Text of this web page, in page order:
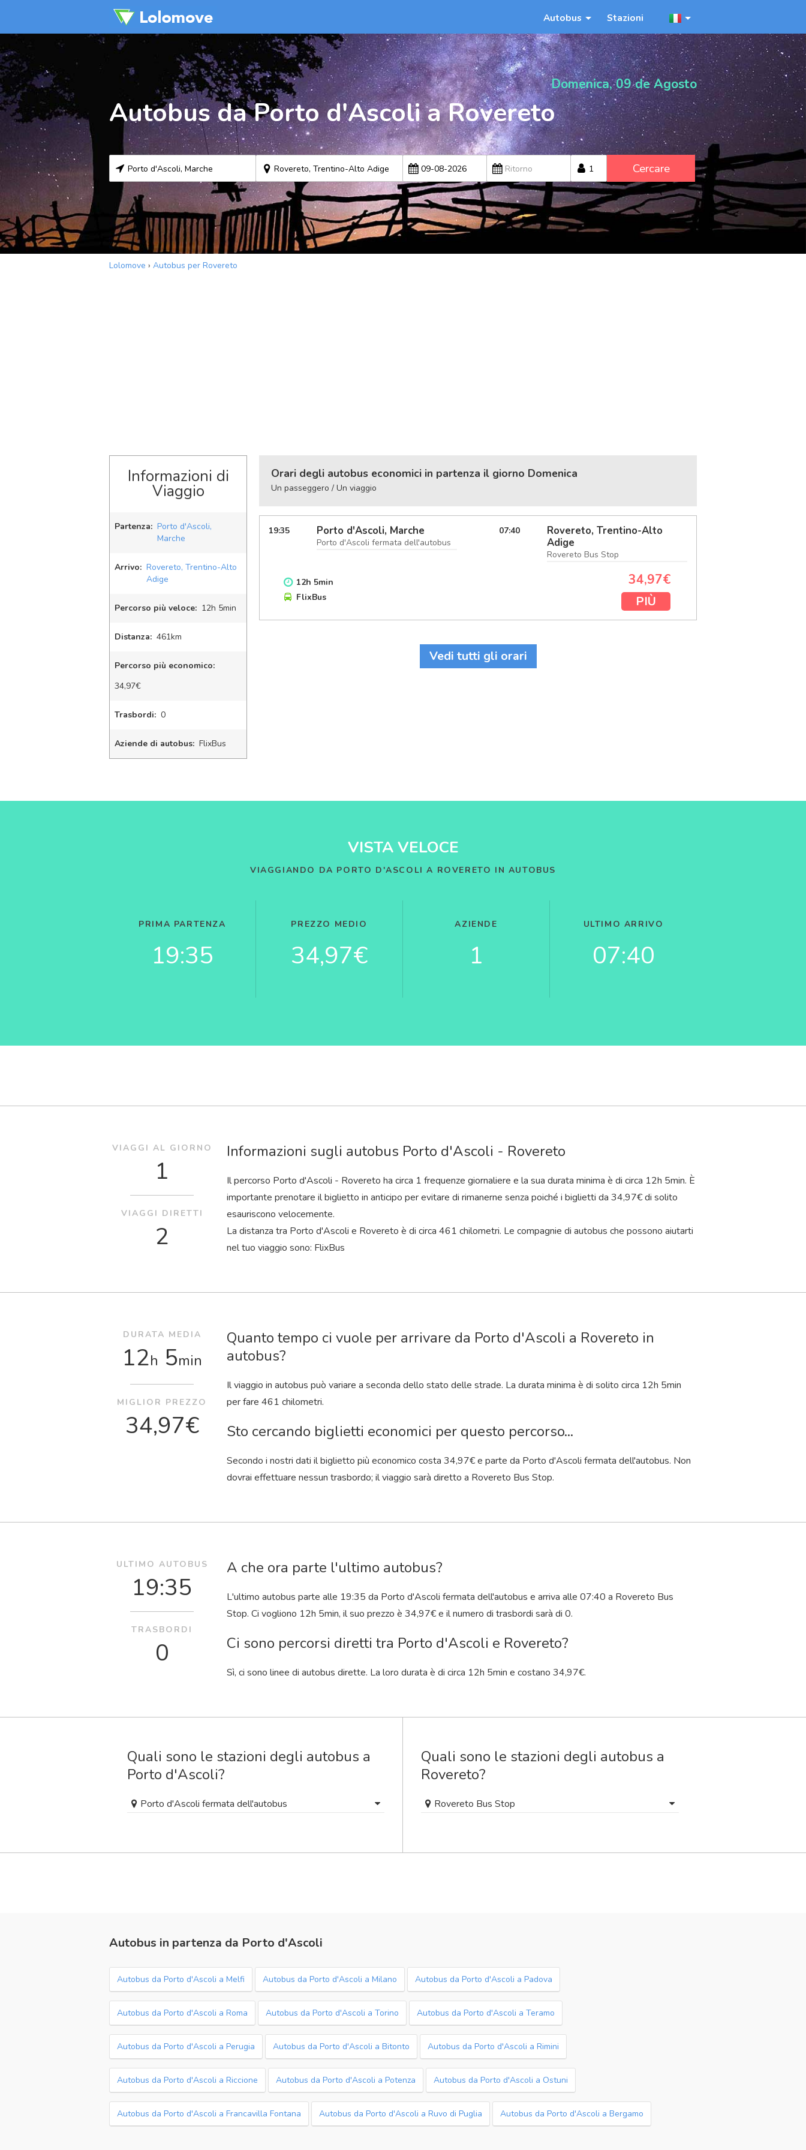
Autobus Stazioni
Domenica, 09 de Agosto
Autobus da Porto d'Ascoli a Rovereto
Cercare
Lolomove › Autobus per Rovereto
Informazioni di
Viaggio
Partenza: Porto d'Ascoli,
Marche
Arrivo: Rovereto, Trentino-Alto
Adige
Percorso più veloce: 12h 5min
Distanza: 461km
Percorso più economico:
34,97€
Trasbordi: 0
Aziende di autobus: FlixBus
Orari degli autobus economici in partenza il giorno Domenica
Un passeggero / Un viaggio
19:35 Porto d'Ascoli, Marche
Porto d'Ascoli fermata dell'autobus
07:40
Rovereto, Trentino-Alto
Adige
Rovereto Bus Stop
12h 5min
FlixBus
34,97€
PIÙ
Vedi tutti gli orari
VISTA VELOCE
VIAGGIANDO DA PORTO D'ASCOLI A ROVERETO IN AUTOBUS
PRIMA PARTENZA
19:35
PREZZO MEDIO
34,97€
AZIENDE
1
ULTIMO ARRIVO
07:40
Informazioni sugli autobus Porto d'Ascoli - Rovereto
Il percorso Porto d'Ascoli - Rovereto ha circa 1 frequenze giornaliere e la sua durata minima è di circa 12h 5min. È
importante prenotare il biglietto in anticipo per evitare di rimanerne senza poiché i biglietti da 34,97€ di solito
esauriscono velocemente.
La distanza tra Porto d'Ascoli e Rovereto è di circa 461 chilometri. Le compagnie di autobus che possono aiutarti
nel tuo viaggio sono: FlixBus
VIAGGI AL GIORNO
1
VIAGGI DIRETTI
2
Quanto tempo ci vuole per arrivare da Porto d'Ascoli a Rovereto in
autobus?
Il viaggio in autobus può variare a seconda dello stato delle strade. La durata minima è di solito circa 12h 5min
per fare 461 chilometri.
Sto cercando biglietti economici per questo percorso...
Secondo i nostri dati il ​​biglietto più economico costa 34,97€ e parte da Porto d'Ascoli fermata dell'autobus. Non
dovrai effettuare nessun trasbordo; il viaggio sarà diretto a Rovereto Bus Stop.
DURATA MEDIA
12h 5min
MIGLIOR PREZZO
34,97€
A che ora parte l'ultimo autobus?
L'ultimo autobus parte alle 19:35 da Porto d'Ascoli fermata dell'autobus e arriva alle 07:40 a Rovereto Bus
Stop. Ci vogliono 12h 5min, il suo prezzo è 34,97€ e il numero di trasbordi sarà di 0.
Ci sono percorsi diretti tra Porto d'Ascoli e Rovereto?
Sì, ci sono linee di autobus dirette. La loro durata è di circa 12h 5min e costano 34,97€.
ULTIMO AUTOBUS
19:35
TRASBORDI
0
Quali sono le stazioni degli autobus a
Porto d'Ascoli?
Porto d'Ascoli fermata dell'autobus
Quali sono le stazioni degli autobus a
Rovereto?
Rovereto Bus Stop
Autobus in partenza da Porto d'Ascoli
Autobus da Porto d'Ascoli a Melfi Autobus da Porto d'Ascoli a Milano Autobus da Porto d'Ascoli a Padova
Autobus da Porto d'Ascoli a Roma Autobus da Porto d'Ascoli a Torino Autobus da Porto d'Ascoli a Teramo
Autobus da Porto d'Ascoli a Perugia Autobus da Porto d'Ascoli a Bitonto Autobus da Porto d'Ascoli a Rimini
Autobus da Porto d'Ascoli a Riccione Autobus da Porto d'Ascoli a Potenza Autobus da Porto d'Ascoli a Ostuni
Autobus da Porto d'Ascoli a Francavilla Fontana Autobus da Porto d'Ascoli a Ruvo di Puglia Autobus da Porto d'Ascoli a Bergamo